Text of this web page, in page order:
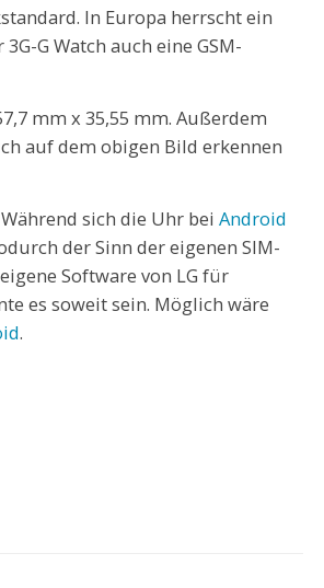
In Europa herrscht ein
G Watch auch eine GSM-
mm x 35,55 mm. Außerdem
auf dem obigen Bild erkennen
sich die Uhr bei Android
der Sinn der eigenen SIM-
Software von LG für
es soweit sein. Möglich wäre
.